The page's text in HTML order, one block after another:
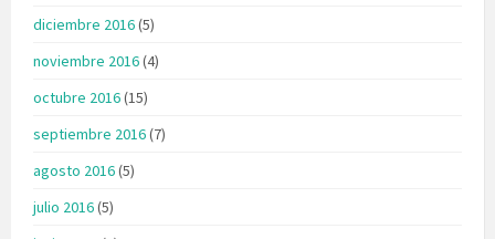
diciembre 2016(5)
noviembre 2016(4)
octubre 2016(15)
septiembre 2016(7)
agosto 2016(5)
julio 2016(5)